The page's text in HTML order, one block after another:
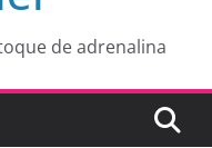
de adrenalina